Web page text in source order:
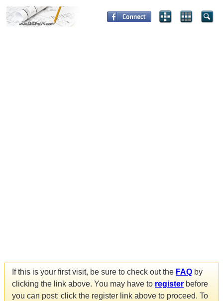
If this is your first visit, be sure to check out the FAQ by
clicking the link above. You may have to register before
you can post: click the register link above to proceed. To